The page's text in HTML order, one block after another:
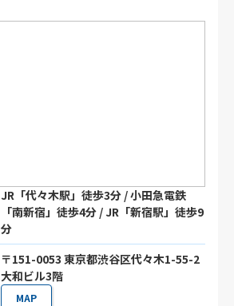
JR「代々木駅」徒歩3分 / 小田急電鉄
「南新宿」徒歩4分 / JR「新宿駅」徒歩9
分
〒151-0053 東京都渋谷区代々木1-55-2
大和ビル3階
MAP